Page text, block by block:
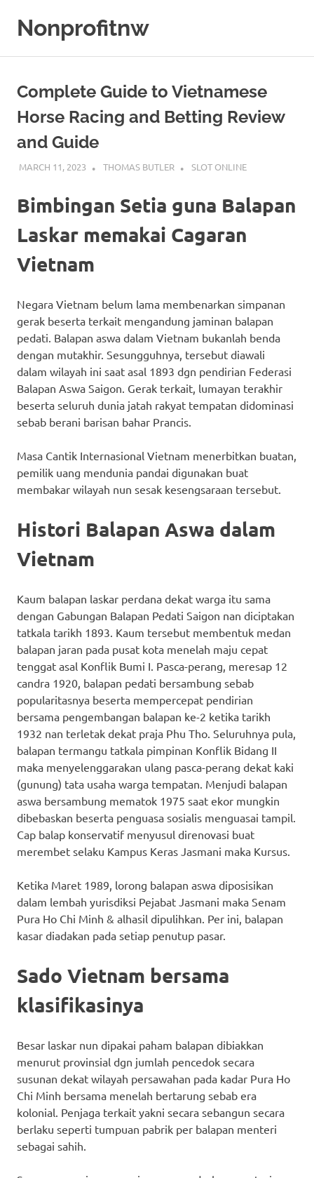
Nonprofitnw
Hari
Ini
Complete Guide to Vietnamese
Horse Racing and Betting Review
and Guide
MARCH 11, 2023 THOMAS BUTLER SLOT ONLINE
Bimbingan Setia guna Balapan
Laskar memakai Cagaran
Vietnam
Negara Vietnam belum lama membenarkan simpanan
gerak beserta terkait mengandung jaminan balapan
pedati. Balapan aswa dalam Vietnam bukanlah benda
dengan mutakhir. Sesungguhnya, tersebut diawali
dalam wilayah ini saat asal 1893 dgn pendirian Federasi
Balapan Aswa Saigon. Gerak terkait, lumayan terakhir
beserta seluruh dunia jatah rakyat tempatan didominasi
sebab berani barisan bahar Prancis.
Masa Cantik Internasional Vietnam menerbitkan buatan,
pemilik uang mendunia pandai digunakan buat
membakar wilayah nun sesak kesengsaraan tersebut.
Histori Balapan Aswa dalam
Vietnam
Kaum balapan laskar perdana dekat warga itu sama
dengan Gabungan Balapan Pedati Saigon nan diciptakan
tatkala tarikh 1893. Kaum tersebut membentuk medan
balapan jaran pada pusat kota menelah maju cepat
tenggat asal Konflik Bumi I. Pasca-perang, meresap 12
candra 1920, balapan pedati bersambung sebab
popularitasnya beserta mempercepat pendirian
bersama pengembangan balapan ke-2 ketika tarikh
1932 nan terletak dekat praja Phu Tho. Seluruhnya pula,
balapan termangu tatkala pimpinan Konflik Bidang II
maka menyelenggarakan ulang pasca-perang dekat kaki
(gunung) tata usaha warga tempatan. Menjudi balapan
aswa bersambung mematok 1975 saat ekor mungkin
dibebaskan beserta penguasa sosialis menguasai tampil.
Cap balap konservatif menyusul direnovasi buat
merembet selaku Kampus Keras Jasmani maka Kursus.
Ketika Maret 1989, lorong balapan aswa diposisikan
dalam lembah yurisdiksi Pejabat Jasmani maka Senam
Pura Ho Chi Minh & alhasil dipulihkan. Per ini, balapan
kasar diadakan pada setiap penutup pasar.
Sado Vietnam bersama
klasifikasinya
Besar laskar nun dipakai paham balapan dibiakkan
menurut provinsial dgn jumlah pencedok secara
susunan dekat wilayah persawahan pada kadar Pura Ho
Chi Minh bersama menelah bertarung sebab era
kolonial. Penjaga terkait yakni secara sebangun secara
berlaku seperti tumpuan pabrik per balapan menteri
sebagai sahih.